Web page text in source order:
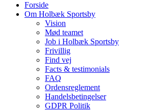
Forside
Om Holbæk Sportsby
Vision
Mød teamet
Job i Holbæk Sportsby
Frivillig
Find vej
Facts & testimonials
FAQ
Ordensreglement
Handelsbetingelser
GDPR Politik